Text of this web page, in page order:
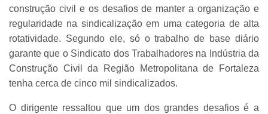
construção civil e os desafios de manter a organização e
regularidade na sindicalização em uma categoria de alta
rotatividade. Segundo ele, só o trabalho de base diário
garante que o Sindicato dos Trabalhadores na Indústria da
Construção Civil da Região Metropolitana de Fortaleza
tenha cerca de cinco mil sindicalizados.
O dirigente ressaltou que um dos grandes desafios é a